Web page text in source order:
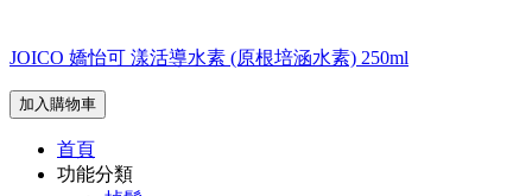
JOICO 嬌怡可 漾活導水素 (原根培涵水素) 250ml
加入購物車
首頁
功能分類